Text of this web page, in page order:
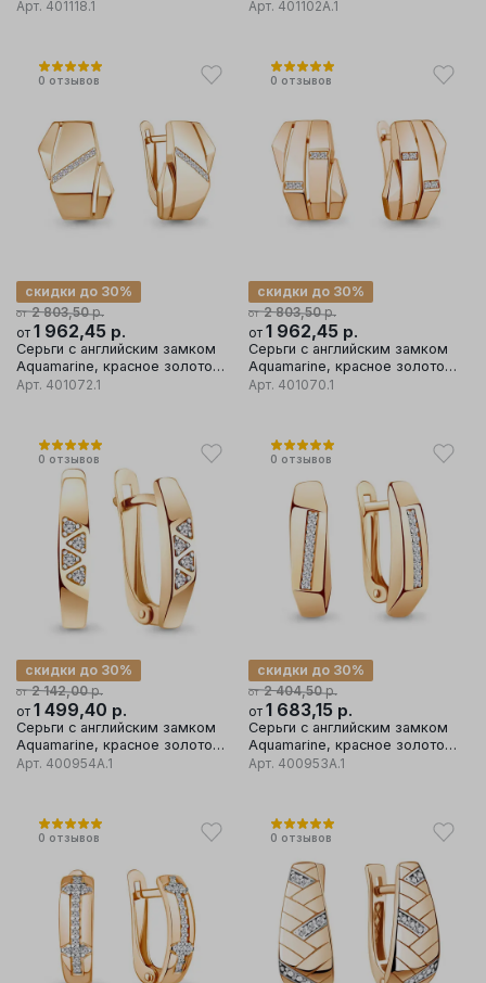
вставка фианит
Арт. 401118.1 585 проба, вставка фианит
Арт. 401102А.1
0 отзывов
от 2 803,50р.
скидки до 30%
от 1 962,45 р.
Серьги с английским замком
Aquamarine, красное золото
585 проба, вставка фианит
Арт. 401072.1
0 отзывов
от 2 803,50р.
скидки до 30%
от 1 962,45 р.
Серьги с английским замком
Aquamarine, красное золото
585 проба, вставка фианит
Арт. 401070.1
0 отзывов
от 2 142,00р.
скидки до 30%
от 1 499,40 р.
Серьги с английским замком
Aquamarine, красное золото
585 проба, вставка фианит
Арт. 400954А.1
0 отзывов
от 2 404,50р.
скидки до 30%
от 1 683,15 р.
Серьги с английским замком
Aquamarine, красное золото
585 проба, вставка фианит
Арт. 400953А.1
0 отзывов 0 отзывов